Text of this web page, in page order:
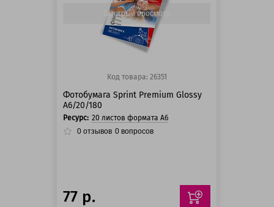
125 баллов
Быстрый просмотр
Код товара: 26351
Фотобумага Sprint Premium Glossy
A6/20/180
Ресурс: 20 листов формата А6
0 отзывов 0 вопросов
77 р.